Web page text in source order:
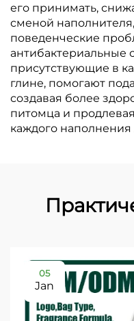
его принимать,
сменой
поведенческие
антибактериальные
присутствующие в
глине, помогают
создавая более
питомца и
каждого наполнения
05
Jan